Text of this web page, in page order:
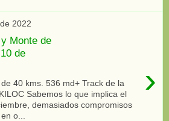
2022
Monte de
de
›
40 kms. 536 md+ Track de la
Sabemos lo que implica el
demasiados compromisos
o...